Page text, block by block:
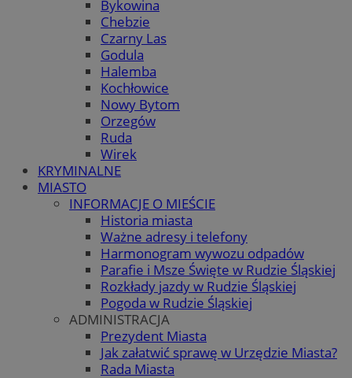
Bykowina
Chebzie
Czarny Las
Godula
Halemba
Kochłowice
Nowy Bytom
Orzegów
Ruda
Wirek
KRYMINALNE
MIASTO
INFORMACJE O MIEŚCIE
Historia miasta
Ważne adresy i telefony
Harmonogram wywozu odpadów
Parafie i Msze Święte w Rudzie Śląskiej
Rozkłady jazdy w Rudzie Śląskiej
Pogoda w Rudzie Śląskiej
ADMINISTRACJA
Prezydent Miasta
Jak załatwić sprawę w Urzędzie Miasta?
Rada Miasta